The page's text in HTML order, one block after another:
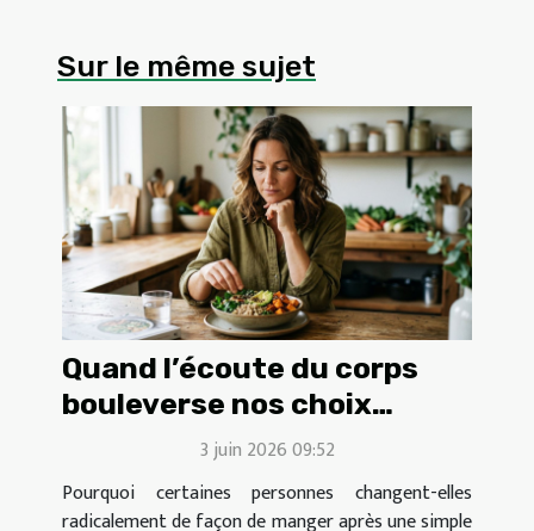
Sur le même sujet
Quand l’écoute du corps
bouleverse nos choix
alimentaires3 juin 2026 09:52
Pourquoi certaines personnes changent-elles
radicalement de façon de manger après une simple